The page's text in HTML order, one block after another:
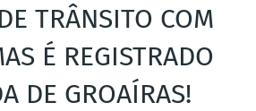
TRÂNSITO COM
É REGISTRADO
DE GROAÍRAS!